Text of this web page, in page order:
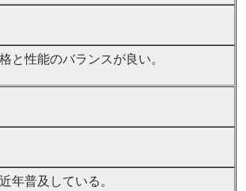
と性能のバランスが良い。
年普及している。